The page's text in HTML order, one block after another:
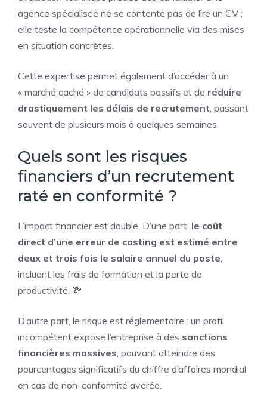
agence spécialisée ne se contente pas de lire un CV ;
elle teste la compétence opérationnelle via des mises
en situation concrètes.
Cette expertise permet également d’accéder à un
« marché caché » de candidats passifs et de réduire
drastiquement les délais de recrutement , passant
souvent de plusieurs mois à quelques semaines.
Quels sont les risques
financiers d’un recrutement
raté en conformité ?
L’impact financier est double. D’une part, le coût
direct d’une erreur de casting est estimé entre
deux et trois fois le salaire annuel du poste
incluant les frais de formation et la perte de
productivité. 💸
D’autre part, le risque est réglementaire : un profil
incompétent expose l’entreprise à des sanctions
financières massives , pouvant atteindre des
pourcentages significatifs du chiffre d’affaires mondial
en cas de non-conformité avérée.